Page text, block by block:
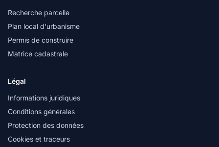
Recherche parcelle
Plan local d'urbanisme
Permis de construire
Matrice cadastrale
Légal
Informations juridiques
Conditions générales
Protection des données
Cookies et traceurs